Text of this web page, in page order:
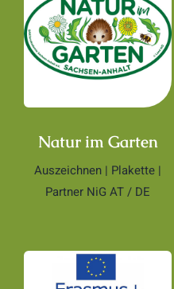
Natur im Garten
Auszeichnen | Plakette |
Partner NiG AT / DE